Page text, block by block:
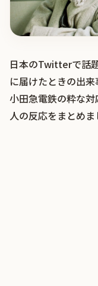
日本のTwitterで話
に届けたときの出
小田急電鉄の粋な
人の反応をまとめま